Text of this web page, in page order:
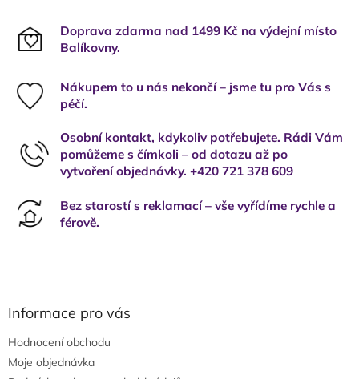
Doprava zdarma nad 1499 Kč na výdejní místo
Balíkovny.
Nákupem to u nás nekončí – jsme tu pro Vás s
péčí.
Osobní kontakt, kdykoliv potřebujete. Rádi Vám
pomůžeme s čímkoli – od dotazu až po
vytvoření objednávky. +420 721 378 609
Bez starostí s reklamací – vše vyřídíme rychle a
férově.
Informace pro vás
Hodnocení obchodu
Moje objednávka